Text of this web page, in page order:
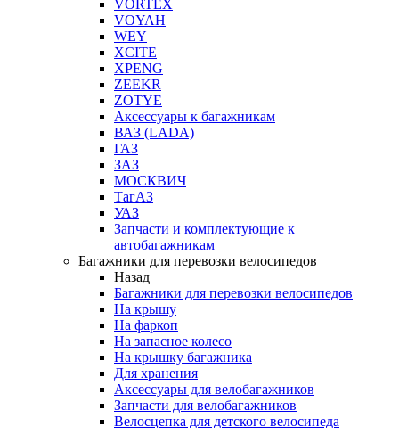
VORTEX
VOYAH
WEY
XCITE
XPENG
ZEEKR
ZOTYE
Аксессуары к багажникам
ВАЗ (LADA)
ГАЗ
ЗАЗ
МОСКВИЧ
ТагАЗ
УАЗ
Запчасти и комплектующие к
автобагажникам
Багажники для перевозки велосипедов
Назад
Багажники для перевозки велосипедов
На крышу
На фаркоп
На запасное колесо
На крышку багажника
Для хранения
Аксессуары для велобагажников
Запчасти для велобагажников
Велосцепка для детского велосипеда